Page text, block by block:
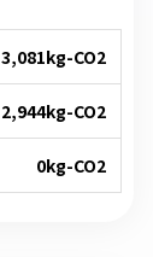
3,081kg-CO2
2,944kg-CO2
0kg-CO2